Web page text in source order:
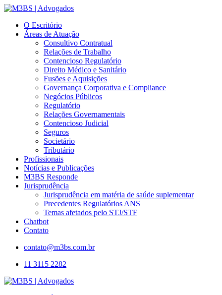
O Escritório
Áreas de Atuação
Consultivo Contratual
Relações de Trabalho
Contencioso Regulatório
Direito Médico e Sanitário
Fusões e Aquisições
Governança Corporativa e Compliance
Negócios Públicos
Regulatório
Relações Governamentais
Contencioso Judicial
Seguros
Societário
Tributário
Profissionais
Notícias e Publicações
M3BS Responde
Jurisprudência
Jurisprudência em matéria de saúde suplementar
Precedentes Regulatórios ANS
Temas afetados pelo STJ/STF
Chatbot
Contato
contato@m3bs.com.br
11 3115 2282